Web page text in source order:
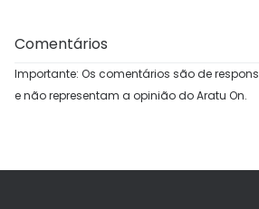
Comentários
Importante: Os comentários são de
e não representam a opinião do Aratu On.